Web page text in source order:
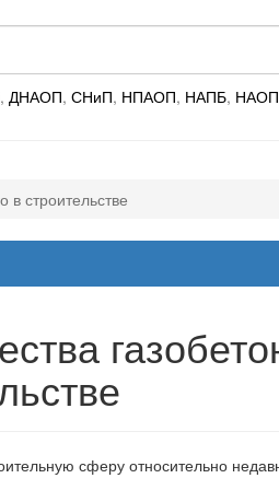
, ДНАОП, СНиП, НПАОП, НАПБ, НАОП
в строительстве
сферу относительно